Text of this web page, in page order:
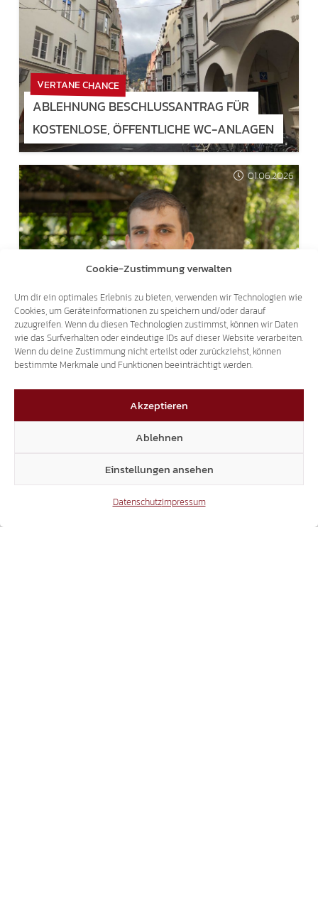
Cookie-Zustimmung verwalten
Um dir ein optimales Erlebnis zu bieten, verwenden wir Technologien wie
Cookies, um Geräteinformationen zu speichern und/oder darauf
zuzugreifen. Wenn du diesen Technologien zustimmst, können wir Daten
wie das Surfverhalten oder eindeutige IDs auf dieser Website verarbeiten.
Wenn du deine Zustimmung nicht erteilst oder zurückziehst, können
bestimmte Merkmale und Funktionen beeinträchtigt werden.
Akzeptieren
Ablehnen
Einstellungen ansehen
DatenschutzImpressum
VERTANE CHANCE
ABLEHNUNG BESCHLUSSANTRAG FÜR
KOSTENLOSE, ÖFFENTLICHE WC-ANLAGEN
01.06.2026
EHRENBÜRGERSCHAFT FÜR
KRIEGSVERBRECHER BLEIBT BESTEHEN